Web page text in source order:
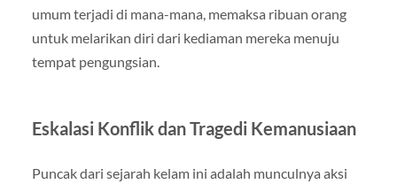
umum terjadi di mana-mana, memaksa ribuan orang
untuk melarikan diri dari kediaman mereka menuju
tempat pengungsian.
Eskalasi Konflik dan Tragedi Kemanusiaan
Puncak dari sejarah kelam ini adalah munculnya aksi